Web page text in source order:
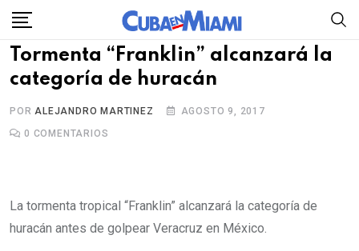
Skip
content
Tormenta “Franklin” alcanzará la
categoría de huracán
PORALEJANDRO MARTINEZ
AGOSTO 9, 2017
0 COMENTARIOS
La tormenta tropical “Franklin” alcanzará la categoría de
huracán antes de golpear Veracruz en México.